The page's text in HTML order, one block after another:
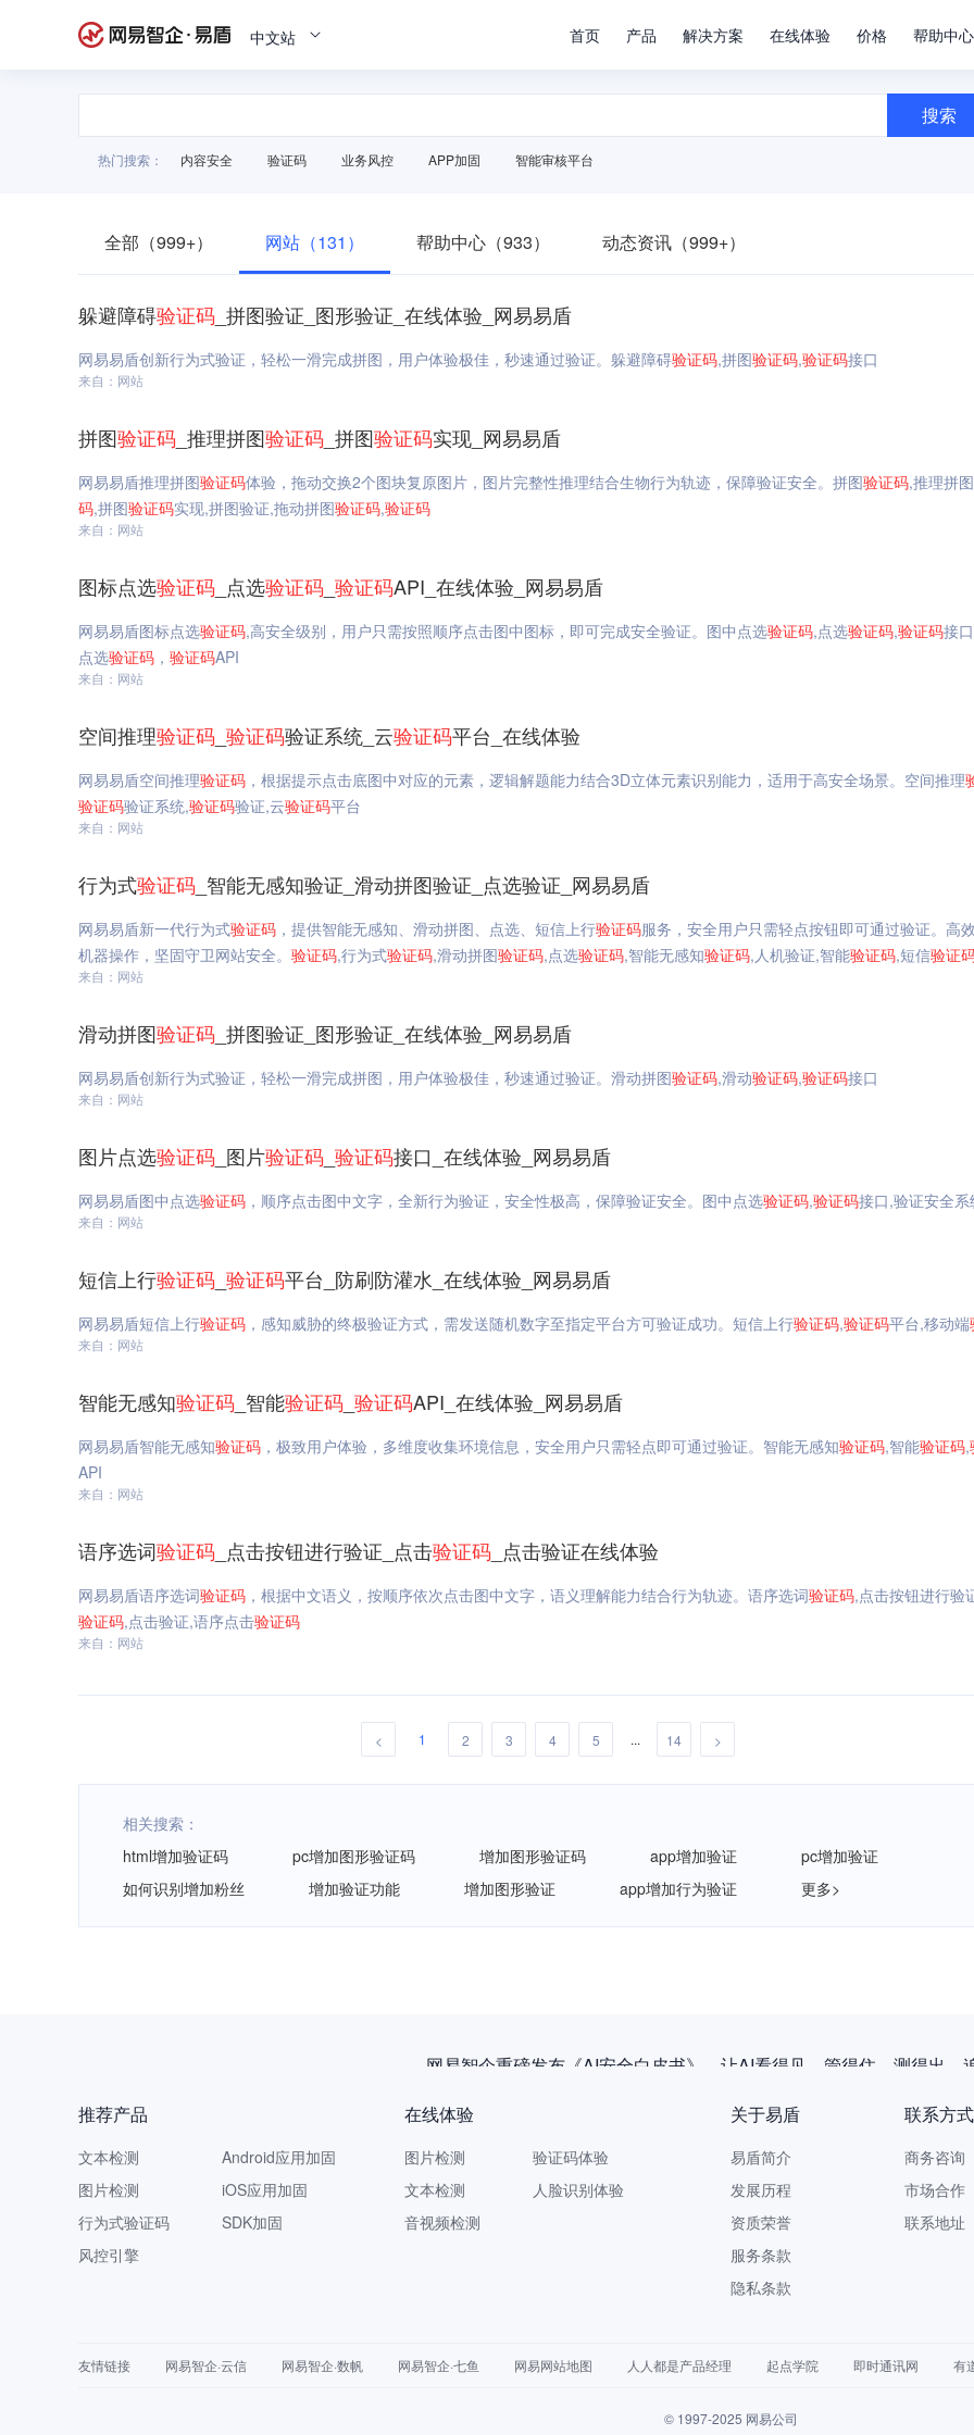
中文站 首页 产品 解决方案 在线体验 价格 帮助中心
搜索
热门搜索： 内容安全 验证码 业务风控 APP加固 智能审核平台
全部（999+） 网站（131） 帮助中心（933） 动态资讯（999+）
躲避障碍验证码 _拼图验证_图形验证_在线体验_网易易盾
网易易盾创新行为式验证，轻松一滑完成拼图，用户体验极佳，秒速通过验证。躲避障碍验证码,拼图验证码,验证码接口
来自：网站
拼图验证码 _推理拼图验证码 _拼图验证码实现_网易易盾
网易易盾推理拼图验证码体验，拖动交换2个图块复原图片，图片完整性推理结合生物行为轨迹，保障验证安全。拼图验证码,推理拼图
码,拼图验证码实现,拼图验证,拖动拼图验证码,验证码
来自：网站
图标点选验证码 _点选验证码 验证码API_在线体验_网易易盾
网易易盾图标点选验证码,高安全级别，用户只需按照顺序点击图中图标，即可完成安全验证。图中点选验证码,点选验证码,验证码接
点选验证码 ， 验证码API
来自：网站
空间推理验证码 验证码验证系统_云验证码平台_在线体验
网易易盾空间推理验证码 ，根据提示点击底图中对应的元素，逻辑解题能力结合3D立体元素识别能力，适用于高安全场景。空间推理
验证码验证系统,验证码验证,云验证码平台
来自：网站
行为式验证码 _智能无感知验证_滑动拼图验证_点选验证_网易易盾
网易易盾新一代行为式验证码 ，提供智能无感知、滑动拼图、点选、短信上行验证码服务，安全用户只需轻点按钮即可通过验证。高
机器操作，坚固守卫网站安全。 验证码,行为式验证码,滑动拼图验证码,点选验证码,智能无感知验证码,人机验证,智能验证码,短信验证
来自：网站
滑动拼图验证码 _拼图验证_图形验证_在线体验_网易易盾
网易易盾创新行为式验证，轻松一滑完成拼图，用户体验极佳，秒速通过验证。滑动拼图验证码,滑动验证码,验证码接口
来自：网站
图片点选验证码 _图片验证码 验证码接口_在线体验_网易易盾
网易易盾图中点选验证码 ，顺序点击图中文字，全新行为验证，安全性极高，保障验证安全。图中点选验证码,验证码接口,验证安全系
来自：网站
短信上行验证码 验证码平台_防刷防灌水_在线体验_网易易盾
网易易盾短信上行验证码 ，感知威胁的终极验证方式，需发送随机数字至指定平台方可验证成功。短信上行验证码,验证码平台,移动端
来自：网站
智能无感知验证码 _智能验证码 验证码API_在线体验_网易易盾
网易易盾智能无感知验证码 ，极致用户体验，多维度收集环境信息，安全用户只需轻点即可通过验证。智能无感知验证码,智能验证码,
API
来自：网站
语序选词验证码 _点击按钮进行验证_点击验证码 _点击验证在线体验
网易易盾语序选词验证码 ，根据中文语义，按顺序依次点击图中文字，语义理解能力结合行为轨迹。语序选词验证码,点击按钮进行验
验证码,点击验证,语序点击验证码
来自：网站
< 1 2 3 4 5 ... 14 >
相关搜索：
html增加验证码
pc增加图形验证码 增加图形验证码 app增加验证
pc增加验证
如何识别增加粉丝
增加验证功能 增加图形验证 app增加行为验证 更多>
网易智企重磅发布《AI安全白皮书》，让AI看得见、管得住、测得出、
推荐产品
文本检测
图片检测
行为式验证码
风控引擎
Android应用加固
iOS应用加固
SDK加固
在线体验
图片检测
文本检测
音视频检测
验证码体验
人脸识别体验
关于易盾
易盾简介
发展历程
资质荣誉
服务条款
隐私条款
联系方式
商务咨询
市场合作
联系地址
友情链接 网易智企·云信 网易智企·数帆 网易智企·七鱼 网易网站地图 人人都是产品经理 起点学院 即时通讯网 有
© 1997-2025 网易公司